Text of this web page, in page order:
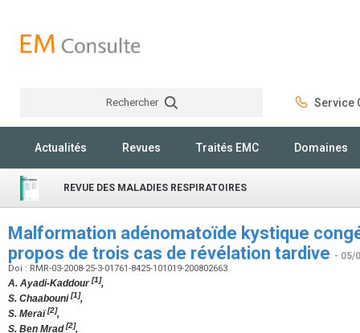
Rechercher Service
Actualités Revues Traités EMC Domaines
REVUE DES MALADIES RESPIRATOIRES
Malformation adénomatoïde kystique
propos de trois cas de révélation tardive - 05/
Doi : RMR-03-2008-25-3-01761-8425-101019-200802663
A. Ayadi-Kaddour[1],
S. Chaabouni[1],
S. Meraï[2],
S. Ben Mrad[2],